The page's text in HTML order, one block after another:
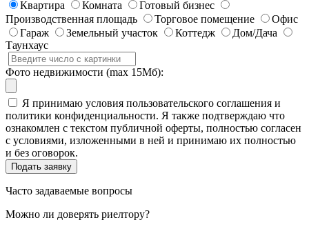
Квартира Комната
Готовый бизнес
Производственная площадь
Торговое помещение
Офис
Гараж
Земельный участок Коттедж
Дом/Дача
Таунхаус
Фото недвижимости (max 15Мб):
Я принимаю условия пользовательского соглашения и
политики конфиденциальности. Я также подтверждаю что
ознакомлен с текстом публичной оферты, полностью согласен
с условиями, изложенными в ней и принимаю их полностью
и без оговорок.
Часто задаваемые вопросы
Можно ли доверять риелтору?